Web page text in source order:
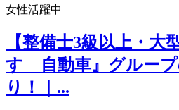
女性活躍中
【整備士3級以上・大
すゞ自動車』グルー
り！｜...